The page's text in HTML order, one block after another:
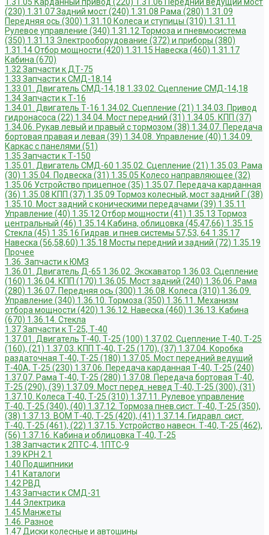
(230) 1.31.07 Задний мост (240) 1.31.08 Рама (280) 1.31.09
Передняя ось (300) 1.31.10 Колеса и ступицы (310) 1.31.11
Рулевое управление (340) 1.31.12 Тормоза и пневмосистема
(350) 1.31.13 Электрооборудование (372) и приборы (380)
1.31.14 Отбор мощности (420) 1.31.15 Навеска (460) 1.31.17
Кабина (670)
1.32 Запчасти к ДТ-75
1.33 Запчасти к СМД-18,14
1.33.01. Двигатель СМД-14,18 1.33.02. Сцепление СМД-14,18
1.34 Запчасти к Т-16
1.34.01. Двигатель Т-16 1.34.02. Сцепление (21) 1.34.03. Привод
гидронасоса (22) 1.34.04. Мост передний (31) 1.34.05. КПП (37)
1.34.06. Рукав левый и правый с тормозом (38) 1.34.07. Передача
бортовая правая и левая (39) 1.34.08. Управление (40) 1.34.09.
Каркас с панелями (51)
1.35 Запчасти к Т-150
1.35.01. Двигатель СМД-60 1.35.02. Сцепление (21) 1.35.03. Рама
(30) 1.35.04. Подвеска (31) 1.35.05 Колесо направляющее (32)
1.35.06 Устройство прицепное (35) 1.35.07. Передача карданная
(36) 1.35.08 КПП (37) 1.35.09 Тормоз колесный, мост задний Г (38)
1.35.10. Мост задний с коническими передачами (39) 1.35.11
Управление (40) 1.35.12 Отбор мощности (41) 1.35.13 Тормоз
центральный (46) 1.35.14 Кабина, облицовка (45,47,66) 1.35.15
Стекла (45) 1.35.16 Гидрав. и пнев.системы 57,53, 64 1.35.17
Навеска (56,58,60) 1.35.18 Мосты передний и задний (72) 1.35.19
Прочее
1.36. Запчасти к ЮМЗ
1.36.01. Двигатель Д-65 1.36.02. Экскаватор 1.36.03. Сцепление
(160) 1.36.04. КПП (170) 1.36.05. Мост задний (240) 1.36.06. Рама
(280) 1.36.07. Передняя ось (300) 1.36.08. Колеса (310) 1.36.09.
Управление (340) 1.36.10. Тормоза (350) 1.36.11. Механизм
отбора мощности (420) 1.36.12. Навеска (460) 1.36.13. Кабина
(670) 1.36.14. Стекла
1.37 Запчасти к Т-25, Т-40
1.37.01. Двигатель Т-40, Т-25 (100) 1.37.02. Сцепление Т-40, Т-25
(160), (21) 1.37.03. КПП Т-40, Т-25 (170), (37) 1.37.04. Коробка
раздаточная Т-40, Т-25 (180) 1.37.05. Мост передний ведущий
Т-40А, Т-25 (230) 1.37.06. Передача карданная Т-40, Т-25 (240)
1.37.07. Рама Т-40, Т-25 (280) 1.37.08. Передача бортовая Т-40,
Т-25 (290), (39) 1.37.09. Мост перед. невед Т-40, Т-25 (300), (31)
1.37.10. Колеса Т-40, Т-25 (310) 1.37.11. Рулевое управление
Т-40, Т-25 (340), (40) 1.37.12. Тормоза пнев.сист. Т-40, Т-25 (350),
(38) 1.37.13. ВОМ Т-40, Т-25 (420), (41) 1.37.14. Гидравл. сист.
Т-40, Т-25 (461), (22) 1.37.15. Устройство навесн. Т-40, Т-25 (462),
(56) 1.37.16. Кабина и облицовка Т-40, Т-25
1.38 Запчасти к 2ПТС-4, 1ПТС-9
1.39 КРН 2.1
1.40 Подшипники
1.41 Каталоги
1.42 РВД
1.43 Запчасти к СМД-31
1.44 Электрика
1.45 Манжеты
1.46. Разное
1.47 Диски колесные и автошины